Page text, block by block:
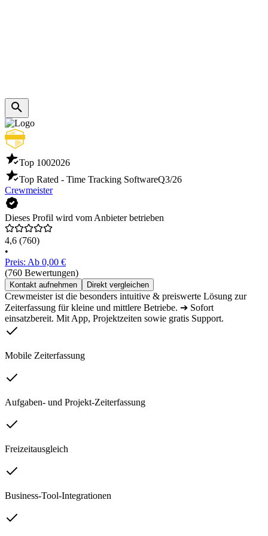
Top 1002026
Top Rated - Time Tracking SoftwareQ3/26
Crewmeister
Dieses Profil wird vom Anbieter betrieben
4,6 (760)
•
Preis: Ab 0,00 €
(760 Bewertungen)
Kontakt aufnehmen Direkt vergleichen
Crewmeister ist die besonders intuitive & preiswerte Lösung zur
Zeiterfassung für kleine und mittlere Betriebe. ➔ Sofort
einsatzbereit. Mit App, Projektzeiten sowie gratis Support.
Mobile Zeiterfassung
Aufgaben- und Projekt-Zeiterfassung
Freizeitausgleich
Business-Tool-Integrationen